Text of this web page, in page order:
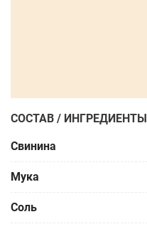
СОСТАВ / ИНГРЕДИЕНТЫ
Свинина
Мука
Соль